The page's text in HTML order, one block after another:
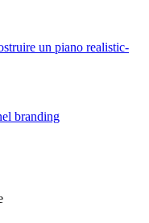
un piano realistic-
branding